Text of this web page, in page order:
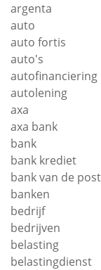
argenta
auto
auto fortis
auto's
autofinanciering
autolening
axa
axa bank
bank
bank krediet
bank van de post
banken
bedrijf
bedrijven
belasting
belastingdienst